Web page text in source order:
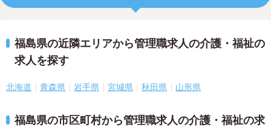
福島県の近隣エリアから管理職求人の介護・福祉の
求人を探す
北海道 青森県 岩手県 宮城県 秋田県 山形県
福島県の市区町村から管理職求人の介護・福祉の求